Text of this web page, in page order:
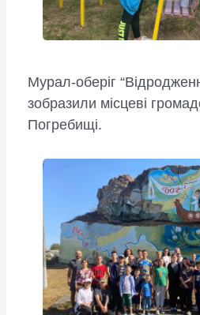
Мурал-оберіг
зобразили місцеві
Погребищі.